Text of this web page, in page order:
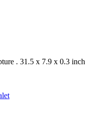
. 31.5 x 7.9 x 0.3 inch